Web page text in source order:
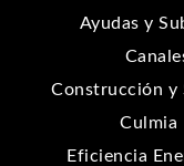
Ayudas y
Construcción y
Culmia
Eficiencia